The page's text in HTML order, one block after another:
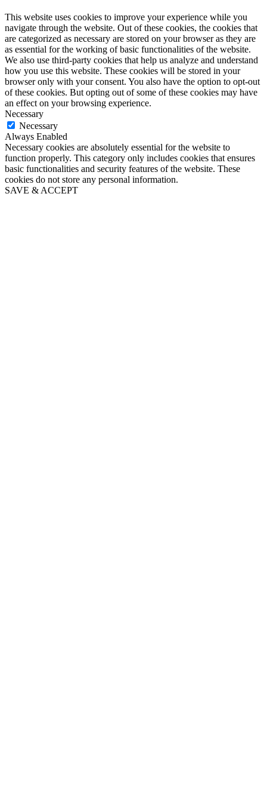
This website uses cookies to improve your experience while you
navigate through the website. Out of these cookies, the cookies that
are categorized as necessary are stored on your browser as they are
as essential for the working of basic functionalities of the website.
We also use third-party cookies that help us analyze and understand
how you use this website. These cookies will be stored in your
browser only with your consent. You also have the option to opt-out
of these cookies. But opting out of some of these cookies may have
an effect on your browsing experience.
Necessary
Necessary
Always Enabled
Necessary cookies are absolutely essential for the website to
function properly. This category only includes cookies that ensures
basic functionalities and security features of the website. These
cookies do not store any personal information.
SAVE & ACCEPT